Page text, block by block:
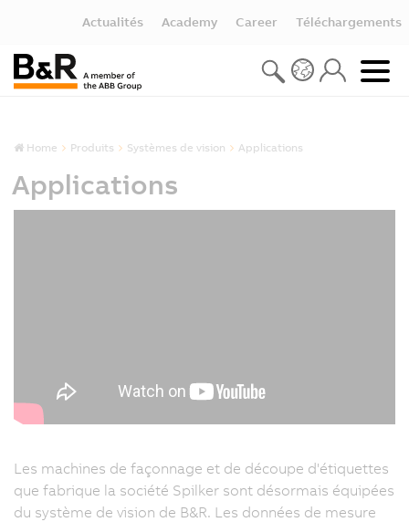
Actualités Academy Career Téléchargements
Home Produits Systèmes de vision Applications
Applications
Les machines de façonnage et de découpe d'étiquettes
que fabrique la société Spilker sont désormais équipées
du système de vision de B&R. Les données de mesure